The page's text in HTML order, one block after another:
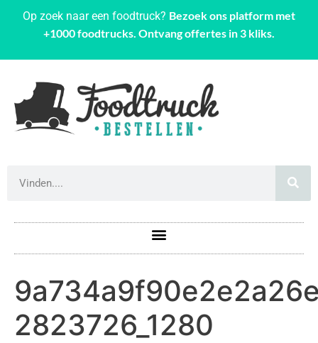
Op zoek naar een foodtruck? Bezoek ons platform met
+1000 foodtrucks. Ontvang offertes in 3 kliks.
2823726_1280